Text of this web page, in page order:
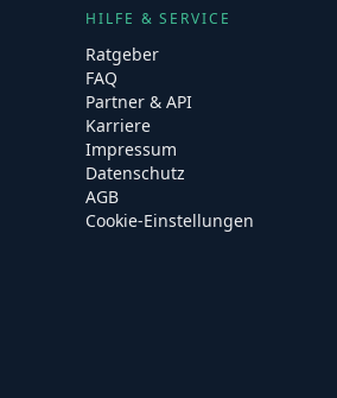
HILFE & SERVICE
Ratgeber
FAQ
Partner & API
Karriere
Impressum
Datenschutz
AGB
Cookie-Einstellungen